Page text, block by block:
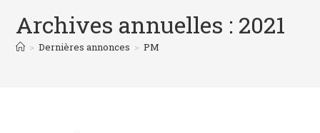
Archives annuelles : 2021
> Dernières annonces > PM